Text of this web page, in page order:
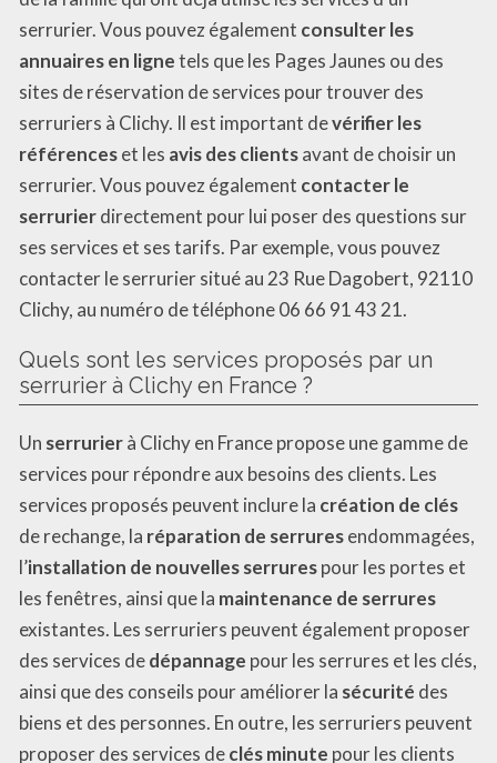
serrurier. Vous pouvez également consulter les
annuaires en lignetels que les Pages Jaunes ou des
sites de réservation de services pour trouver des
serruriers à Clichy. Il est important devérifier les
référenceset les avis des clientsavant de choisir un
serrurier. Vous pouvez également contacter le
serrurierdirectement pour lui poser des questions sur
ses services et ses tarifs. Par exemple, vous pouvez
contacter le serrurier situé au 23 Rue Dagobert, 92110
Clichy, au numéro de téléphone 06 66 91 43 21.
Quels sont les services proposés par un
serrurier à Clichy en France ?
Un serrurierà Clichy en France propose une gamme de
services pour répondre aux besoins des clients. Les
services proposés peuvent inclure la création de clés
de rechange, la réparation de serruresendommagées,
l’installation de nouvelles serrurespour les portes et
les fenêtres, ainsi que la maintenance de serrures
existantes. Les serruriers peuvent également proposer
des services dedépannage pour les serrures et les clés,
ainsi que des conseils pour améliorer la sécurité des
biens et des personnes. En outre, les serruriers peuvent
proposer des services declés minute pour les clients